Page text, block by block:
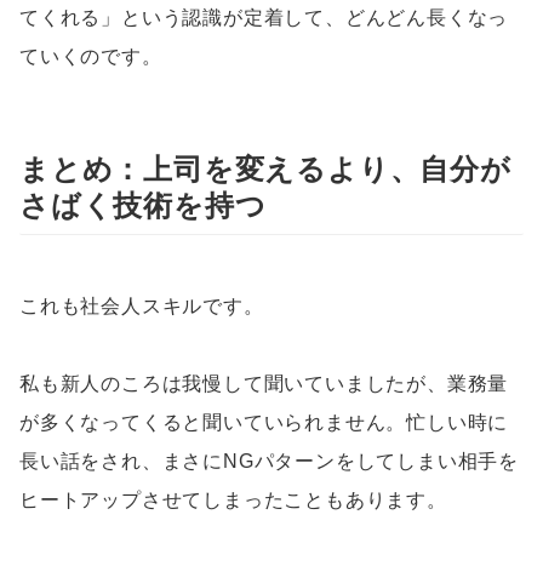
てくれる」という認識が定着して、どんどん長くなっ
ていくのです。
まとめ：上司を変えるより、自分が
さばく技術を持つ
これも社会人スキルです。
私も新人のころは我慢して聞いていましたが、業務量
が多くなってくると聞いていられません。忙しい時に
長い話をされ、まさにNGパターンをしてしまい相手を
ヒートアップさせてしまったこともあります。